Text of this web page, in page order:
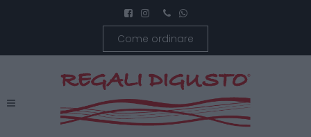
Come ordinare